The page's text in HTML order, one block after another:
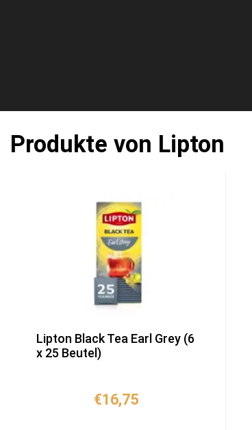
Produkte von Lipton
Lipton Black Tea Earl Grey (6
x 25 Beutel)
€16,75